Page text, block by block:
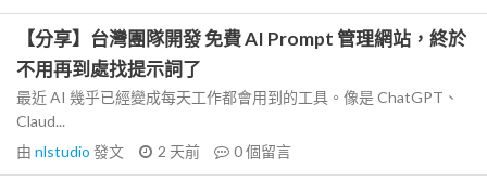
【分享】台灣團隊開發 免費 AI Prompt 管理網站，終於
不用再到處找提示詞了
最近 AI 幾乎已經變成每天工作都會用到的工具。像是 ChatGPT、
Claud...
由 nlstudio 發文 2 天前 0個留言